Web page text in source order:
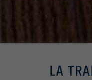
LA